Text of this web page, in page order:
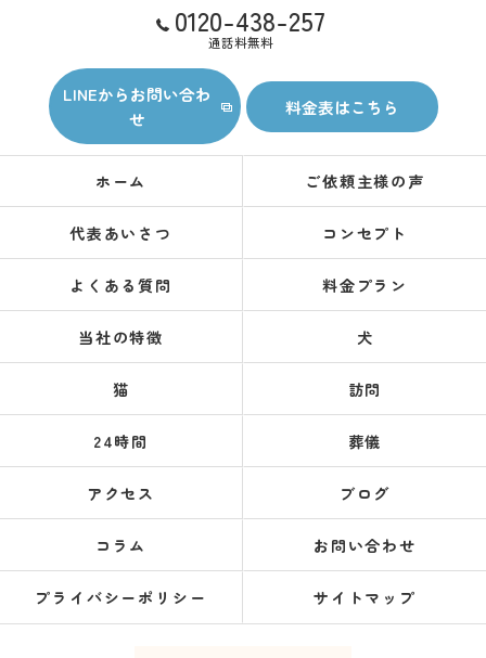
0120-438-257
通話料無料
LINEからお問い合わ
せ
料金表はこちら
ホーム ご依頼主様の声
代表あいさつ コンセプト
よくある質問 料金プラン
当社の特徴 犬
猫 訪問
24時間 葬儀
アクセス ブログ
コラム お問い合わせ
プライバシーポリシー サイトマップ